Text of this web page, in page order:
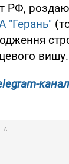
РФ,
"Герань"
вишу.